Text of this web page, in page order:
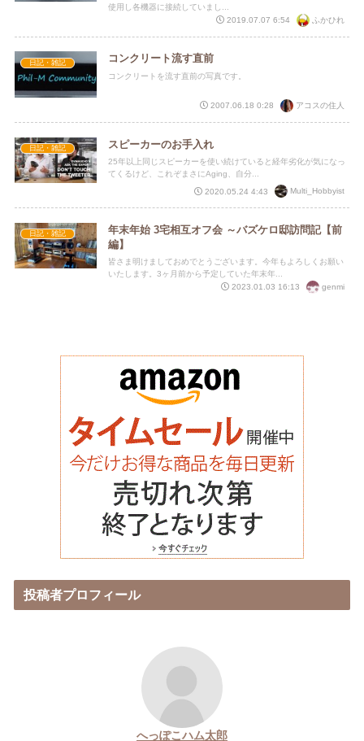
使用し各機器に接続していまし...
2019.07.07 6:54
ふかひれ
日記・雑記 コンクリート流す直前
コンクリートを流す直前の写真です。
2007.06.18 0:28 アコスの住人
日記・雑記 スピーカーのお手入れ
25年以上同じスピーカーを使い続けていると経年劣化が気になっ
てくるけど、これぞまさにAging、自分...
2020.05.24 4:43
Multi_Hobbyist
日記・雑記
年末年始 3宅相互オフ会 ～バズケロ邸訪問記【前
編】
皆さま明けましておめでとうございます。今年もよろしくお願い
いたします。3ヶ月前から予定していた年末年...
2023.01.03 16:13
genmi
投稿者プロフィール
へっぽこハム太郎